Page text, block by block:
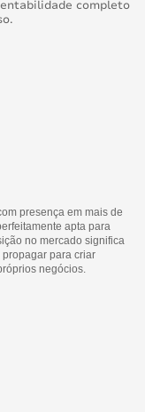
completo
presença em mais de
apta para
no mercado significa
para criar
negócios.